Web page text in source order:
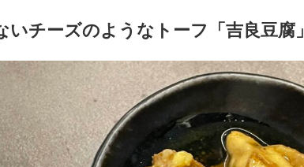
いチーズのようなトーフ「吉良豆腐」